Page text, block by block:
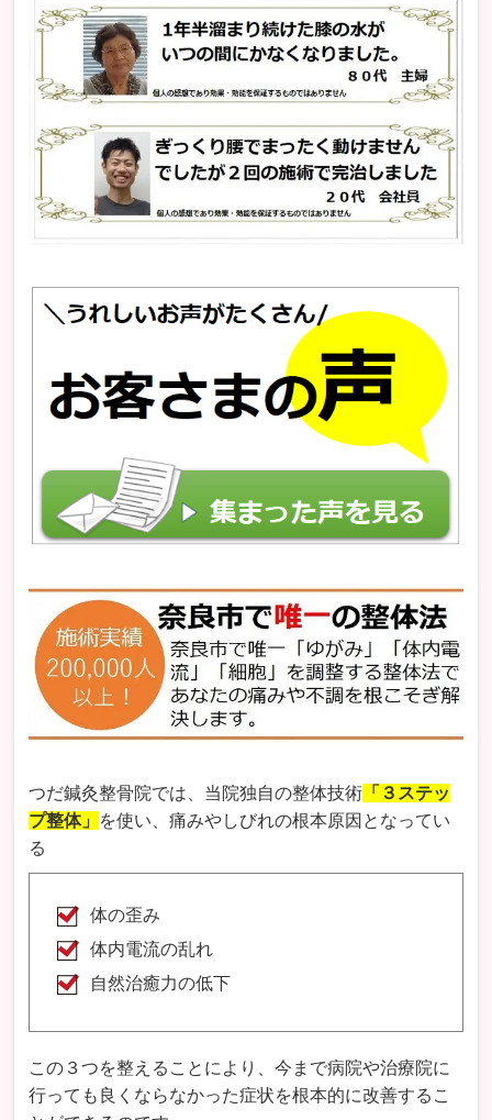
つだ鍼灸整骨院では、当院独自の整体技術 「３ステッ
プ整体」
を使い、痛みやしびれの根本原因となってい
る
体の歪み
体内電流の乱れ
自然治癒力の低下
この３つを整えることにより、今まで病院や治療院に
行っても良くならなかった症状を根本的に改善するこ